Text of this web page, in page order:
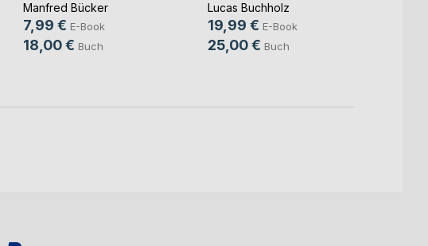
Manfred Bücker
7,99 € E-Book
18,00 € Buch
Lucas Buchholz
19,99 € E-Book
25,00 € Buch